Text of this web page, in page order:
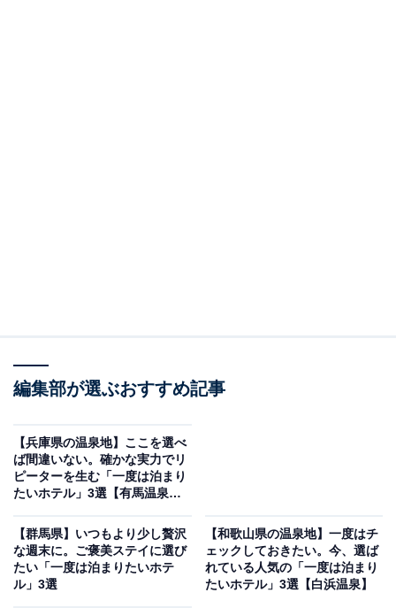
RESORT」公式Webサイトより）
「和歌の浦温泉 萬波 MANPA RESORT」は、和歌浦湾を
一望する全室海側オーシャンビューの絶景宿です。和歌
編集部が選ぶおすすめ記事
【兵庫県の温泉地】ここを選べ
ば間違いない。確かな実力でリ
ピーターを生む「一度は泊まり
たいホテル」3選【有馬温泉・
【群馬県】いつもより少し贅沢
な週末に。ご褒美ステイに選び
たい「一度は泊まりたいホテ
ル」3選
【和歌山県の温泉地】一度はチ
ェックしておきたい。今、選ば
れている人気の「一度は泊まり
たいホテル」3選【白浜温泉】